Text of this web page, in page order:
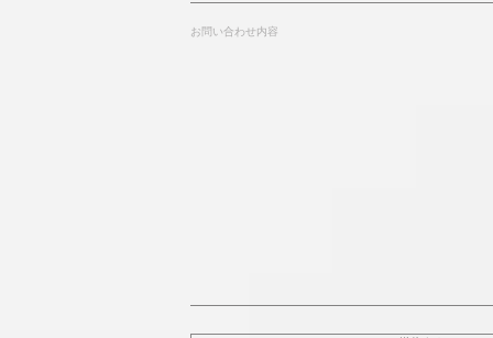
お問い合わせ内容